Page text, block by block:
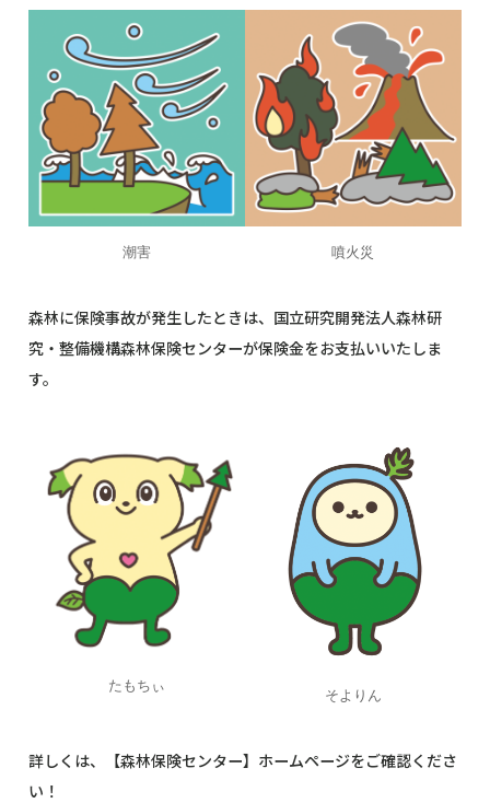
潮害 噴火災
森林に保険事故が発生したときは、国立研究開発法人森林研
究・整備機構森林保険センターが保険金をお支払いいたしま
す。
たもちぃ そよりん
詳しくは、【森林保険センター】ホームページをご確認くださ
い！